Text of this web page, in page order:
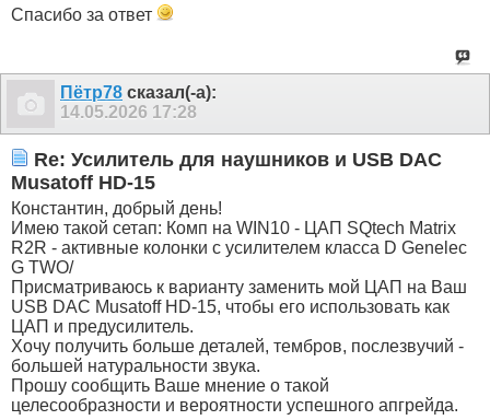
Спасибо за ответ
Пётр78 сказал(-а):
14.05.2026 17:28
Re: Усилитель для наушников и USB DAC
Musatoff HD-15
Константин, добрый день!
Имею такой сетап: Комп на WIN10 - ЦАП SQtech Matrix
R2R - активные колонки с усилителем класса D Genelec
G TWO/
Присматриваюсь к варианту заменить мой ЦАП на Ваш
USB DAC Musatoff HD-15, чтобы его использовать как
ЦАП и предусилитель.
Хочу получить больше деталей, тембров, послезвучий -
большей натуральности звука.
Прошу сообщить Ваше мнение о такой
целесообразности и вероятности успешного апгрейда.